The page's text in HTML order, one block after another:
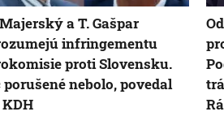
a T. Gašpar
infringementu
proti Slovensku.
porušené nebolo, povedal